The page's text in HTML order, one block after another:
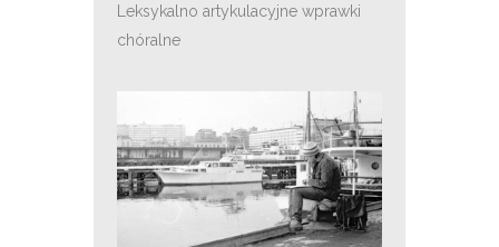
Leksykalno artykulacyjne wprawki
chóralne